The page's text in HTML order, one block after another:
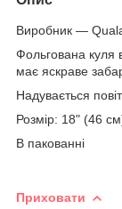
Виробник —
Фольгована куля
має яскраве
Надувається
Розмір: 18" (46
В пакованні
Приховати